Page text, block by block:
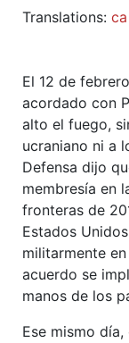
Translations: ca
El 12 de
acordado con
alto el fuego,
ucraniano ni a
Defensa dijo
membresía en
fronteras de
Estados
militarmente
acuerdo se
manos de los
Ese mismo